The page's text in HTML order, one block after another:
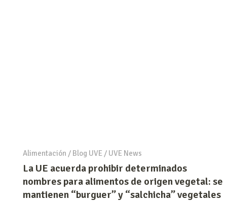
Alimentación / Blog UVE/ UVE News
La UE acuerda prohibir determinados
nombres para alimentos de origen vegetal: se
mantienen “burguer” y “salchicha” vegetales